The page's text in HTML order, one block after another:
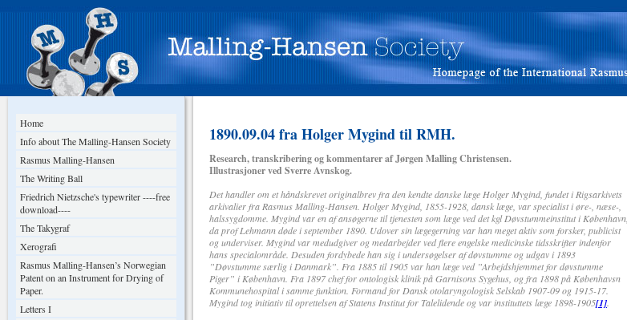
Home
Info about The Malling-Hansen Society
Rasmus Malling-Hansen
The Writing Ball
Friedrich Nietzsche's typewriter ----free
download----
The Takygraf
Xerografi
Rasmus Malling-Hansen’s Norwegian
Patent on an Instrument for Drying of
Paper.
Letters I
1890.09.04 fra Holger Mygind til RMH.
Research, transkribering og kommentarer af Jørgen Malling Christensen.
Illustrasjoner ved Sverre Avnskog.
Det handler om et håndskrevet originalbrev fra den kendte danske læge Holger Mygind, fundet i Rigsarkivets
arkivalier fra Rasmus Malling-Hansen. Holger Mygind, 1855-1928, dansk læge, var specialist i øre-, næse-,
halssygdomme. Mygind var en af ansøgerne til tjenesten som læge ved det kgl Døvstummeinstitut i København,
da prof Lehmann døde i september 1890. Udover sin lægegerning var han meget aktiv som forsker, publicist
og underviser. Mygind var medudgiver og medarbejder ved flere engelske medicinske tidsskrifter indenfor
hans specialområde. Desuden fordybede han sig i undersøgelser af døvstumme og udgav i 1893
”Døvstumme særlig i Danmark”. Fra 1885 til 1905 var han læge ved ”Arbejdshjemmet for døvstumme
Piger” i København. Fra 1897 chef for ontologisk klinik på Garnisons Sygehus, og fra 1898 på Københavsn
Kommunehospital i samme funktion. Formand for Dansk otolaryngologisk Selskab 1907-09 og 1915-17.
Mygind tog initiativ til oprettelsen af Statens Institut for Talelidende og var instituttets læge 1898-1905[1]